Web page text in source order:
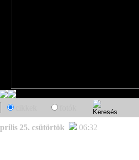
25. csütörtök 06:32